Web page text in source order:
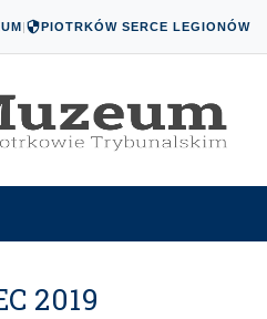
| PIOTRKÓW SERCE LEGIONÓW
2019